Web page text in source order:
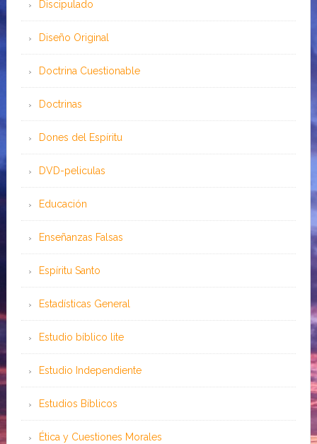
Discipulado
Diseño Original
Doctrina Cuestionable
Doctrinas
Dones del Espíritu
DVD-peliculas
Educación
Enseñanzas Falsas
Espíritu Santo
Estadísticas General
Estudio bíblico lite
Estudio Independiente
Estudios Bíblicos
Ética y Cuestiones Morales